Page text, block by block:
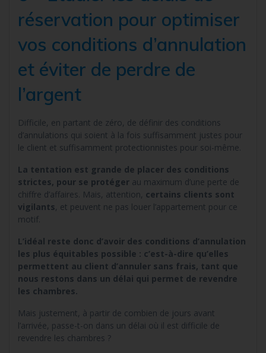
réservation pour optimiser
vos conditions d’annulation
et éviter de perdre de
l’argent
Difficile, en partant de zéro, de définir des conditions
d’annulations qui soient à la fois suffisamment justes pour
le client et suffisamment protectionnistes pour soi-même.
La tentation est grande de placer des conditions
strictes, pour se protéger au maximum d’une perte de
chiffre d’affaires. Mais, attention, certains clients sont
vigilants, et peuvent ne pas louer l’appartement pour ce
motif.
L’idéal reste donc d’avoir des conditions d’annulation
les plus équitables possible : c’est-à-dire qu’elles
permettent au client d’annuler sans frais, tant que
nous restons dans un délai qui permet de revendre
les chambres.
Mais justement, à partir de combien de jours avant
l’arrivée, passe-t-on dans un délai où il est difficile de
revendre les chambres ?